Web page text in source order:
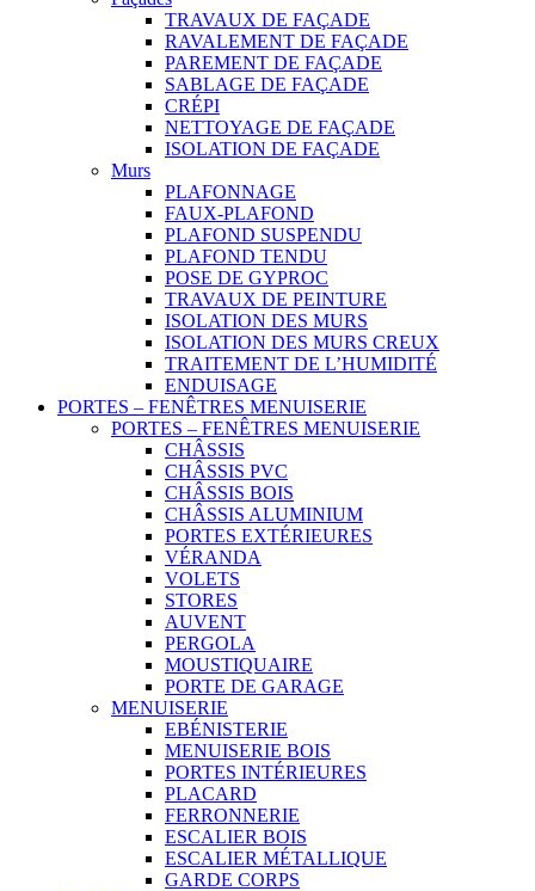
TRAVAUX DE FAÇADE
RAVALEMENT DE FAÇADE
PAREMENT DE FAÇADE
SABLAGE DE FAÇADE
CRÉPI
NETTOYAGE DE FAÇADE
ISOLATION DE FAÇADE
Murs
PLAFONNAGE
FAUX-PLAFOND
PLAFOND SUSPENDU
PLAFOND TENDU
POSE DE GYPROC
TRAVAUX DE PEINTURE
ISOLATION DES MURS
ISOLATION DES MURS CREUX
TRAITEMENT DE L’HUMIDITÉ
ENDUISAGE
PORTES – FENÊTRES MENUISERIE
PORTES – FENÊTRES MENUISERIE
CHÂSSIS
CHÂSSIS PVC
CHÂSSIS BOIS
CHÂSSIS ALUMINIUM
PORTES EXTÉRIEURES
VÉRANDA
VOLETS
STORES
AUVENT
PERGOLA
MOUSTIQUAIRE
PORTE DE GARAGE
MENUISERIE
EBÉNISTERIE
MENUISERIE BOIS
PORTES INTÉRIEURES
PLACARD
FERRONNERIE
ESCALIER BOIS
ESCALIER MÉTALLIQUE
GARDE CORPS